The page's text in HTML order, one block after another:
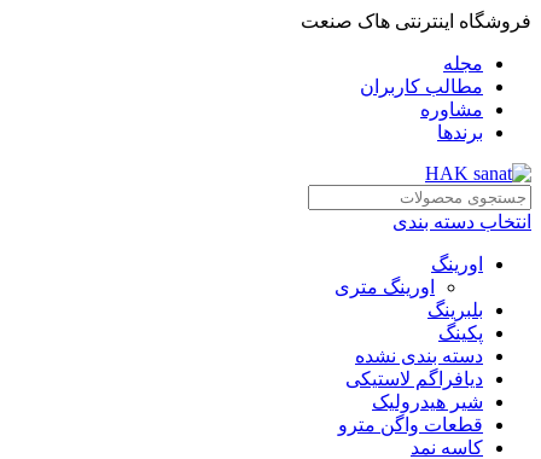
فروشگاه اینترنتی هاک صنعت
مجله
مطالب کاربران
مشاوره
برندها
انتخاب دسته بندی
اورینگ
اورینگ متری
بلبرینگ
پکینگ
دسته بندی نشده
دیافراگم لاستیکی
شیر هیدرولیک
قطعات واگن مترو
کاسه نمد